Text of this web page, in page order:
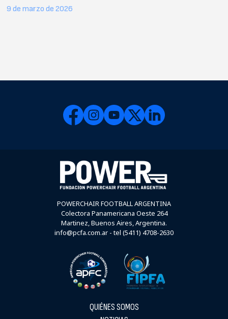
9 de marzo de 2026
POWERCHAIR FOOTBALL ARGENTINA
Colectora Panamericana Oeste 264
Martinez, Buenos Aires, Argentina.
info@pcfa.com.ar - tel (5411) 4708-2630
QUIÉNES SOMOS